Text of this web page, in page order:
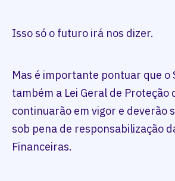
Isso só o futuro irá nos dizer.
Mas é importante pontuar que o
também a Lei Geral de Proteção
continuarão em vigor e deverão
sob pena de responsabilização
Financeiras.